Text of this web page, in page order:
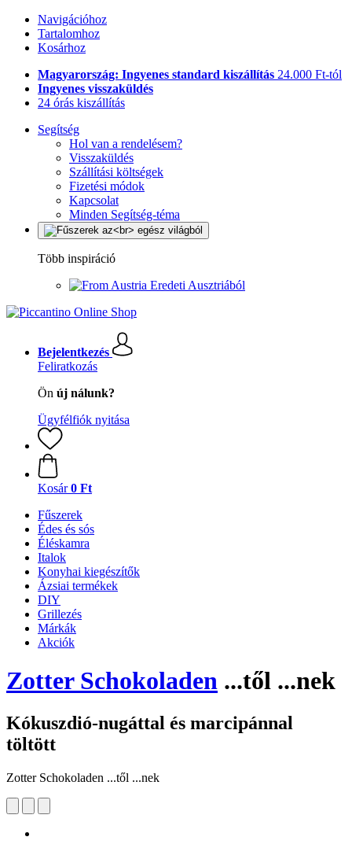
Navigációhoz
Tartalomhoz
Kosárhoz
Magyarország: Ingyenes standard kiszállítás 24.000 Ft-tól
Ingyenes visszaküldés
24 órás kiszállítás
Segítség
Hol van a rendelésem?
Visszaküldés
Szállítási költségek
Fizetési módok
Kapcsolat
Minden Segítség-téma
Több inspiráció
Eredeti Ausztriából
Bejelentkezés
Feliratkozás
Ön új nálunk?
Ügyfélfiók nyitása
Kosár 0 Ft
Fűszerek
Édes és sós
Éléskamra
Italok
Konyhai kiegészítők
Ázsiai termékek
DIY
Grillezés
Márkák
Akciók
Zotter Schokoladen ...től ...nek
Kókuszdió-nugáttal és marcipánnal
töltött
Zotter Schokoladen ...től ...nek